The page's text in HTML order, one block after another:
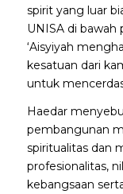
spirit yang luar
UNISA di
‘Aisyiyah
kesatuan dari
untuk
Haedar
pembangunan
spiritualitas dan
profesionalitas,
kebangsaan